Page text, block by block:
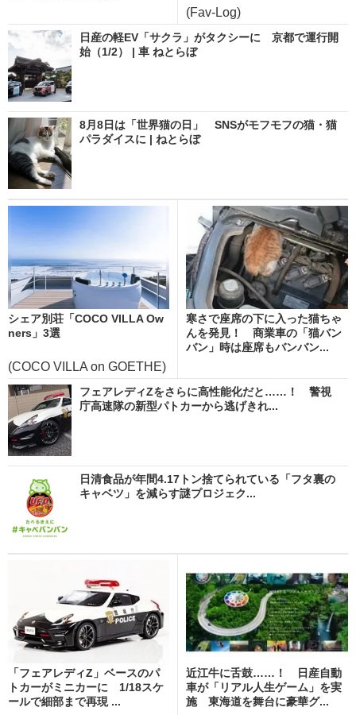
(Fav-Log)
日産の軽EV「サクラ」がタクシーに 京都で運行開
始（1/2） | 車 ねとらぼ
8月8日は「世界猫の日」 SNSがモフモフの猫・猫
パラダイスに | ねとらぼ
シェア別荘「COCO VILLA Ow
ners」3選
(COCO VILLA on GOETHE)
寒さで座席の下に入った猫ちゃ
んを発見！ 商業車の「猫バン
バン」時は座席もバンバン...
フェアレディZをさらに高性能化だと……！ 警視
庁高速隊の新型パトカーから逃げきれ...
日清食品が年間4.17トン捨てられている「フタ裏の
キャベツ」を減らす謎プロジェク...
「フェアレディZ」ベースのパ
トカーがミニカーに 1/18スケ
ールで細部まで再現 ...
近江牛に舌鼓……！ 日産自動
車が「リアル人生ゲーム」を実
施 東海道を舞台に豪華グ...